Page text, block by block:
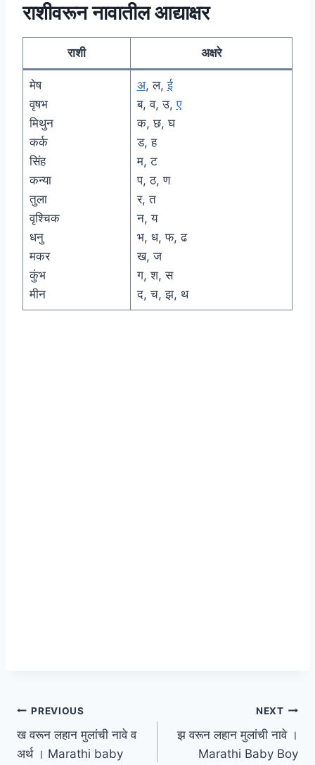
राशीवरून नावातील आद्याक्षर
राशी अक्षरे
मेष
वृषभ
मिथुन
कर्क
सिंह
कन्या
तुला
वृश्चिक
धनु
मकर
कुंभ
मीन
अ, ल,ई
ब, व, उ,ए
क, छ, घ
ड, ह
म, ट
प, ठ, ण
र, त
न, य
भ, ध, फ, ढ
ख, ज
ग, श, स
द, च, झ, थ
Post
navigation
PREVIOUS
ख वरून लहान मुलांची नावे व
अर्थ । Marathi baby
NEXT
झ वरून लहान मुलांची नावे ।
Marathi Baby Boy